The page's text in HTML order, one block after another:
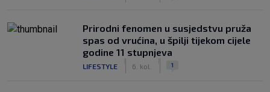
Prirodni fenomen u susjedstvu pruža
spas od vrućina, u špilji tijekom cijele
godine 11 stupnjeva
LIFESTYLE 6. kol. 1